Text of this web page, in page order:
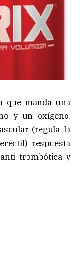
que manda una
y un oxígeno.
(regula la
respuesta
trombótica y